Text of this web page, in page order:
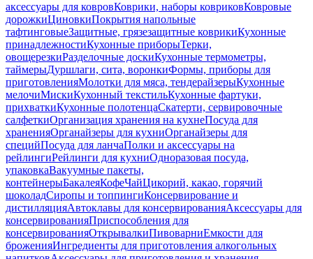
аксессуары для ковровКоврики, наборы ковриковКовровые
дорожкиЦиновкиПокрытия напольные
тафтинговыеЗащитные, грязезащитные коврикиКухонные
принадлежностиКухонные приборыТерки,
овощерезкиРазделочные доскиКухонные термометры,
таймерыДуршлаги, сита, воронкиФормы, приборы для
приготовленияМолотки для мяса, тендерайзерыКухонные
мелочиМискиКухонный текстильКухонные фартуки,
прихваткиКухонные полотенцаСкатерти, сервировочные
салфеткиОрганизация хранения на кухнеПосуда для
храненияОрганайзеры для кухниОрганайзеры для
специйПосуда для ланчаПолки и аксессуары на
рейлингиРейлинги для кухниОдноразовая посуда,
упаковкаВакуумные пакеты,
контейнерыБакалеяКофеЧайЦикорий, какао, горячий
шоколадСиропы и топпингиКонсервирование и
дистилляцияАвтоклавы для консервированияАксессуары для
консервированияПриспособления для
консервированияОткрывалкиПивоварниЕмкости для
броженияИнгредиенты для приготовления алкогольных